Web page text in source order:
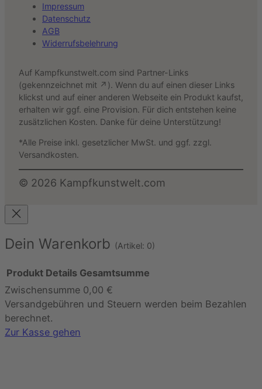
Impressum
Datenschutz
AGB
Widerrufsbelehrung
Auf Kampfkunstwelt.com sind Partner-Links
(gekennzeichnet mit ↗). Wenn du auf einen dieser Links
klickst und auf einer anderen Webseite ein Produkt kaufst,
erhalten wir ggf. eine Provision. Für dich entstehen keine
zusätzlichen Kosten. Danke für deine Unterstützung!
*Alle Preise inkl. gesetzlicher MwSt. und ggf. zzgl.
Versandkosten.
© 2026 Kampfkunstwelt.com
Dein Warenkorb (Artikel: 0)
Produkte
im
Warenkorb
Produkt Details Gesamtsumme
Zwischensumme 0,00 €
Versandgebühren und Steuern werden beim Bezahlen
berechnet.
Zur Kasse gehen